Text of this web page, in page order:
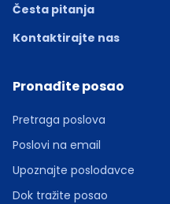
Česta pitanja
Kontaktirajte nas
Pronađite posao
Pretraga poslova
Poslovi na email
Upoznajte poslodavce
Dok tražite posao